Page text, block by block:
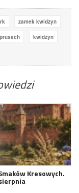
zamek kwidzyn
kwidzyn
Kresowych.